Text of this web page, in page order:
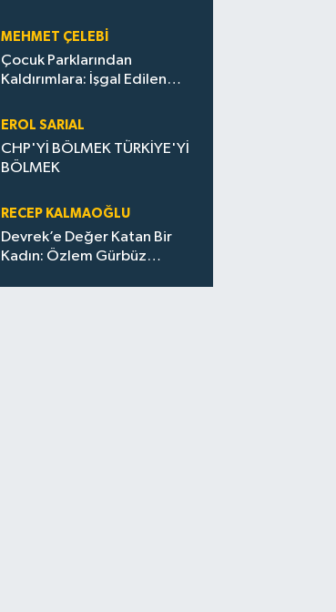
MEHMET ÇELEBI
Çocuk Parklarından
Kaldırımlara: İşgal Edilen
Evler Çöp Dolu
EROL SARIAL
CHP'Yİ BÖLMEK TÜRKİYE'Yİ
BÖLMEK
RECEP KALMAOĞLU
Devrek’e Değer Katan Bir
Kadın: Özlem Gürbüz